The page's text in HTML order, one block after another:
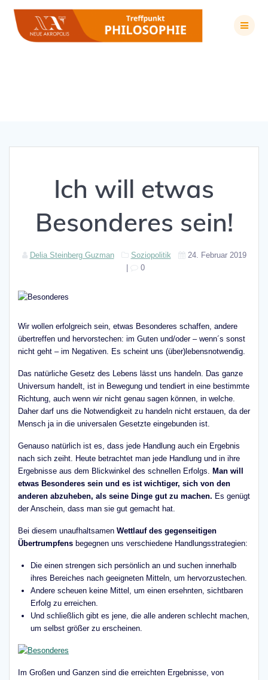
Inhalt
springen
Ich will etwas
Besonderes sein!
Delia Steinberg Guzman Soziopolitik
24. Februar 2019
0
Wir wollen erfolgreich sein, etwas Besonderes schaffen, andere
übertreffen und hervorstechen: im Guten und/oder – wenn´s sonst
nicht geht – im Negativen. Es scheint uns (über)lebensnotwendig.
Das natürliche Gesetz des Lebens lässt uns handeln. Das ganze
Universum handelt, ist in Bewegung und tendiert in eine bestimmte
Richtung, auch wenn wir nicht genau sagen können, in welche.
Daher darf uns die Notwendigkeit zu handeln nicht erstauen, da der
Mensch ja in die universalen Gesetzte eingebunden ist.
Genauso natürlich ist es, dass jede Handlung auch ein Ergebnis
nach sich zeiht. Heute betrachtet man jede Handlung und in ihre
Ergebnisse aus dem Blickwinkel des schnellen Erfolgs. Man will
etwas Besonderes sein und es ist wichtiger, sich von den
anderen abzuheben, als seine Dinge gut zu machen. Es genügt
der Anschein, dass man sie gut gemacht hat.
Bei diesem unaufhaltsamen Wettlauf des gegenseitigen
Übertrumpfens begegnen uns verschiedene Handlungsstrategien:
Die einen strengen sich persönlich an und suchen innerhalb
ihres Bereiches nach geeigneten Mitteln, um hervorzustechen.
Andere scheuen keine Mittel, um einen ersehnten, sichtbaren
Erfolg zu erreichen.
Und schließlich gibt es jene, die alle anderen schlecht machen,
um selbst größer zu erscheinen.
Im Großen und Ganzen sind die erreichten Ergebnisse, von